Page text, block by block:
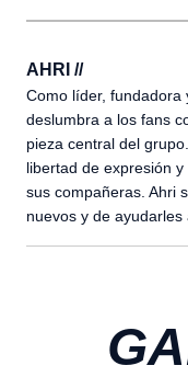
AHRI //
Como líder, fundadora
deslumbra a los fans
pieza central del
libertad de expresión
sus compañeras. Ahri
nuevos y de ayudarles